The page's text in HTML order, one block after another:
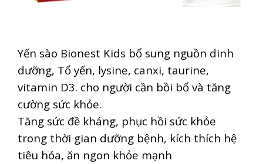
Yến sào Bionest Kids bổ sung nguồn dinh
dưỡng, Tổ yến, lysine, canxi, taurine,
vitamin D3. cho người cần bồi bổ và tăng
cường sức khỏe.
Tăng sức đề kháng, phục hồi sức khỏe
trong thời gian dưỡng bệnh, kích thích hệ
tiêu hóa, ăn ngon khỏe mạnh